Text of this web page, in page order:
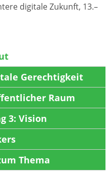
digitale Zukunft, 13.–
Gerechtigkeit
Raum
3: Vision
Thema